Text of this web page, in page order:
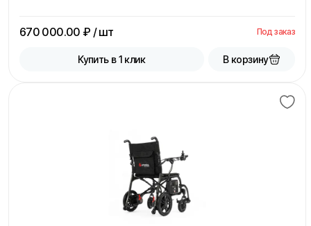
670 000.00 ₽ / шт Под заказ
Купить в 1 клик В корзину